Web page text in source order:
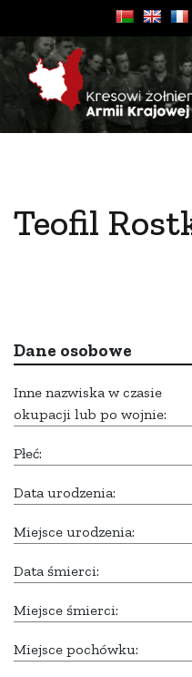
Teofil
Dane osobowe
Inne nazwiska w czasie
okupacji lub po wojnie:
Płeć:
Data urodzenia:
Miejsce urodzenia:
Data śmierci:
Miejsce śmierci:
Miejsce pochówku: